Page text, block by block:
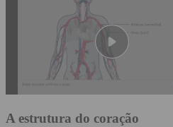
A estrutura do coração